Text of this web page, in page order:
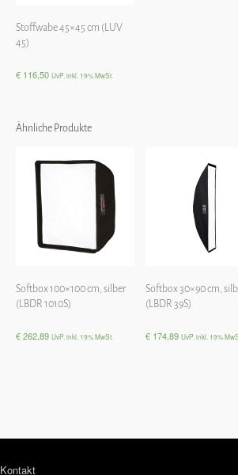
Stoffwabe 45×45 cm (LUV
45)
€ 116,50 UvP. inkl. 19% MwSt.
Ähnliche Produkte
Softbox 100×100 cm, silber
(LBDR 1010S)
€262,89 UvP. inkl. 19% MwSt.
Softbox 30×90 cm,
(LBDR 39S)
€174,89 UvP. inkl. 19%
Kontakt